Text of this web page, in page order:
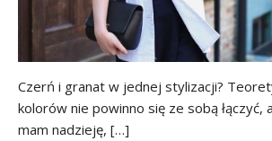
Czerń i granat w jednej stylizacji?
kolorów nie powinno się ze sobą łączyć,
mam nadzieję, […]